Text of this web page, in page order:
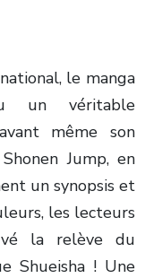
le manga
un véritable
même son
Jump, en
un synopsis et
les lecteurs
la relève du
Shueisha ! Une